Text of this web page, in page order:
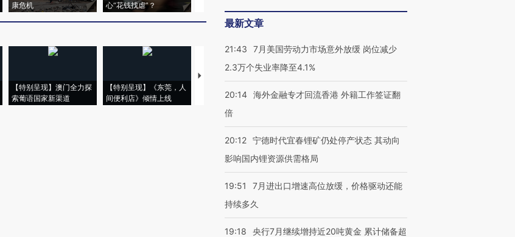
康危机
心“花钱找虐”？
【特别呈现】澳门全力探
索葡语国家新渠道
【特别呈现】《东莞，人
间便利店》倾情上线
【推广】走进第四届链博
有意思的生活方式·第三对
住三大增长引擎是什么？
最新文章
21:43
7月美国劳动力市场意外放缓 岗位减少
2.3万个失业率降至4.1%
20:14 海外金融专才回流香港 外籍工作签证翻
倍
20:12 宁德时代宜春锂矿仍处停产状态 其动向
影响国内锂资源供需格局
19:51
7月进出口增速高位放缓，价格驱动还能
持续多久
19:18
央行7月继续增持近20吨黄金 累计储备超